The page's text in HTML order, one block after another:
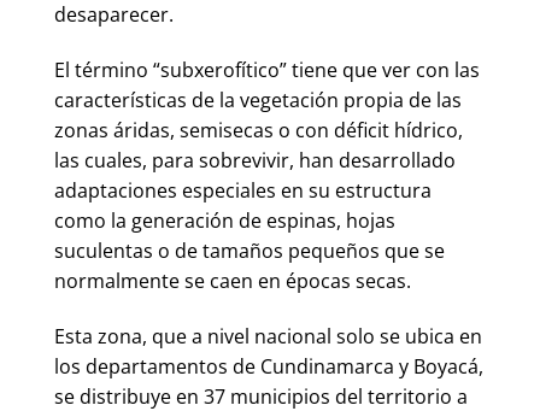
desaparecer.
El término “subxerofítico” tiene que ver con las
características de la vegetación propia de las
zonas áridas, semisecas o con déficit hídrico,
las cuales, para sobrevivir, han desarrollado
adaptaciones especiales en su estructura
como la generación de espinas, hojas
suculentas o de tamaños pequeños que se
normalmente se caen en épocas secas.
Esta zona, que a nivel nacional solo se ubica en
los departamentos de Cundinamarca y Boyacá,
se distribuye en 37 municipios del territorio a